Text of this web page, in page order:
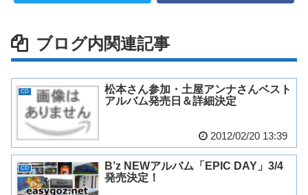
ブログ内関連記事
CD
松本さん参加・土屋アンナさんベスト
アルバム発売日＆詳細決定
2012/02/20 13:39
CD
B’z NEWアルバム「EPIC DAY」3/4
発売決定！